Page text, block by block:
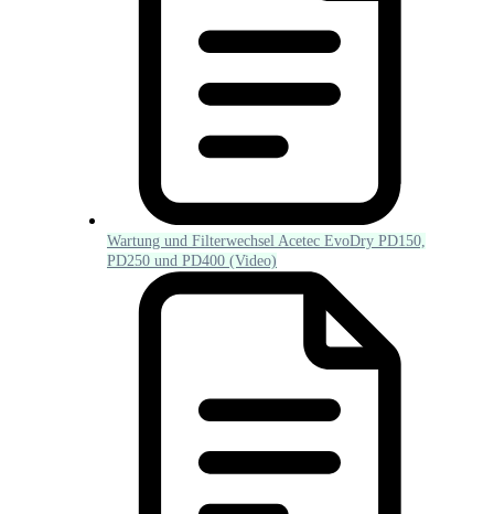
Wartung und Filterwechsel Acetec EvoDry PD150,
PD250 und PD400 (Video)